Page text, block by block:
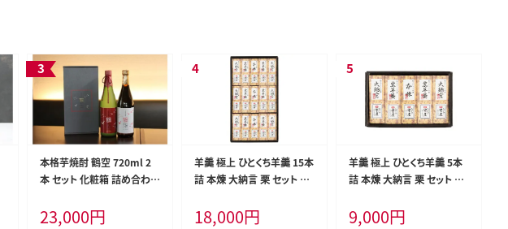
本格芋焼酎 鶴空 720ml 2
本 セット 化粧箱 詰め合わせ
焼酎 いも サツマイモ 紅はる
23,000円
羊羹 極上 ひとくち羊羹 15本
詰 本煉 大納言 栗 セット 詰
子 スイーツ デザート おやつ
18,000円
羊羹 極上 ひとくち羊羹 5本
詰 本煉 大納言 栗 セット 詰
子 スイーツ デザート おやつ
9,000円